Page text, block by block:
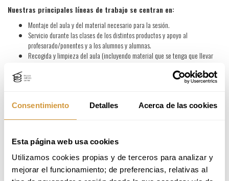
Consentimiento Detalles Acerca de las cookies
Esta página web usa cookies
Utilizamos cookies propias y de terceros para analizar y
mejorar el funcionamiento; de preferencias, relativas al
Nuestras principales líneas de trabajo se centran en:
Montaje del aula y del material necesario para la sesión.
Servicio durante las clases de los distintos productos y apoyo al
profesorado/ponentes y a los alumnos y alumnas.
Recogida y limpieza del aula (incluyendo material que se tenga que llevar
Requisitos
Eres estudiante de Basque Culinary Center.
Tienes conocimiento básico sobre el servicio en sala, el vino y su servicio.
Tienes disponibilidad en los días que se requiera.
¿Qué puedes esperar de Basque Culinary Center?
Estar en una bolsa de candidatos para las necesidades puntuales que puedan